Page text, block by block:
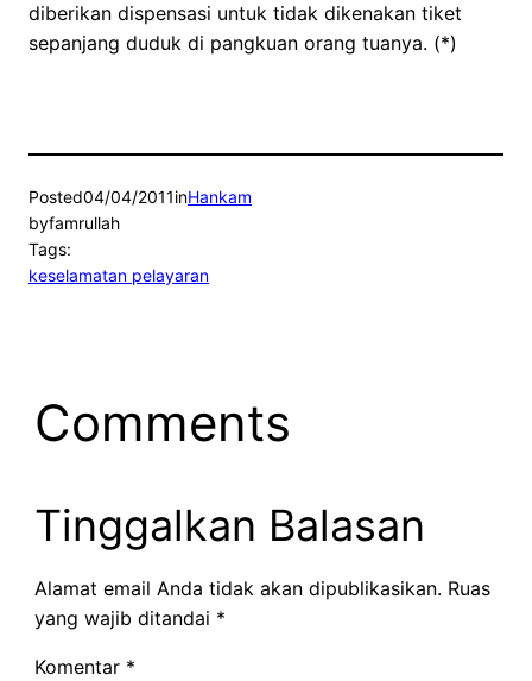
diberikan dispensasi untuk tidak dikenakan tiket
sepanjang duduk di pangkuan orang tuanya. (*)
Posted04/04/2011inHankam
byfamrullah
Tags:
keselamatan pelayaran
Comments
Tinggalkan Balasan
Alamat email Anda tidak akan dipublikasikan. Ruas
yang wajib ditandai *
Komentar *